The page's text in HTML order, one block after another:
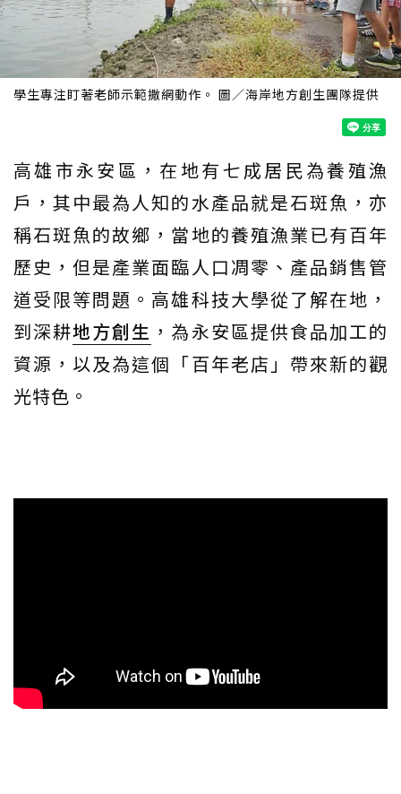
學生專注盯著老師示範撒網動作。 圖／海岸地方創生團隊提供
高雄市永安區，在地有七成居民為養殖漁
戶，其中最為人知的水產品就是石斑魚，亦
稱石斑魚的故鄉，當地的養殖漁業已有百年
歷史，但是產業面臨人口凋零、產品銷售管
道受限等問題。高雄科技大學從了解在地，
到深耕地方創生 ，為永安區提供食品加工的
資源，以及為這個「百年老店」帶來新的觀
光特色。